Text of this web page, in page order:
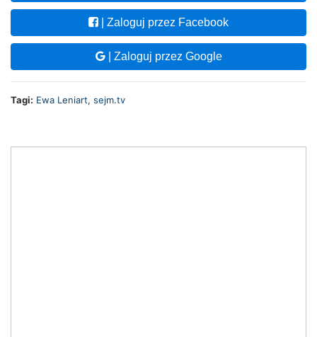
| Zaloguj przez Facebook
| Zaloguj przez Google
Tagi: Ewa Leniart, sejm.tv